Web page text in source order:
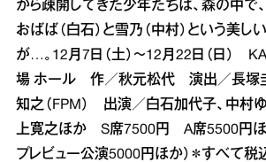
から疎開してきた少年たちは、森の中で
おばば（白石）と雪乃（中村）という美し
が…。12月7日（土）～12月22日（日）
場 ホール 作／秋元松代 演出／長塚
知之（FPM） 出演／白石加代子、中村ゆ
上寛之ほか S席7500円 A席5500円ほ
プレビュー公演5000円ほか）＊すべて